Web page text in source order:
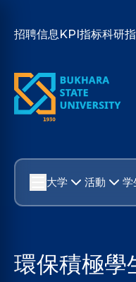
招聘信息KPI指标科研
大学 活動 学
環保積極學